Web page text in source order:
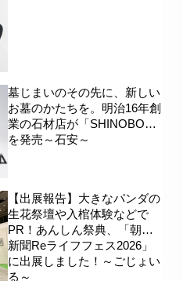
墓じまいのその先に、新しい
お墓のかたちを。明治16年創
業の石材店が「SHINOBO」
を発売～石安～
【出展報告】大きなパンダの
生花祭壇や入棺体験などで
PR！あんしん祭典、「朝日
新聞Reライフフェス2026」
に出展しました！～ごじょい
る～